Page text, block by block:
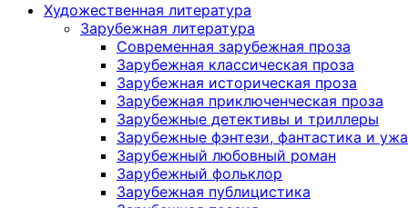
Художественная литература
Зарубежная литература
Современная зарубежная проза
Зарубежная классическая проза
Зарубежная историческая проза
Зарубежная приключенческая проза
Зарубежные детективы и триллеры
Зарубежные фэнтези, фантастика и
Зарубежный любовный роман
Зарубежный фольклор
Зарубежная публицистика